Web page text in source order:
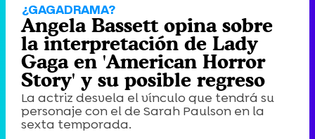
¿GAGADRAMA?
Angela Bassett opina sobre
la interpretación de Lady
Gaga en 'American Horror
Story' y su posible regreso
La actriz desvela el vínculo que tendrá su
personaje con el de Sarah Paulson en la
sexta temporada.